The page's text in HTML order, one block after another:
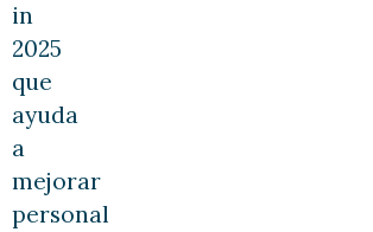
in
2025
que
ayuda
a
mejorar
personal